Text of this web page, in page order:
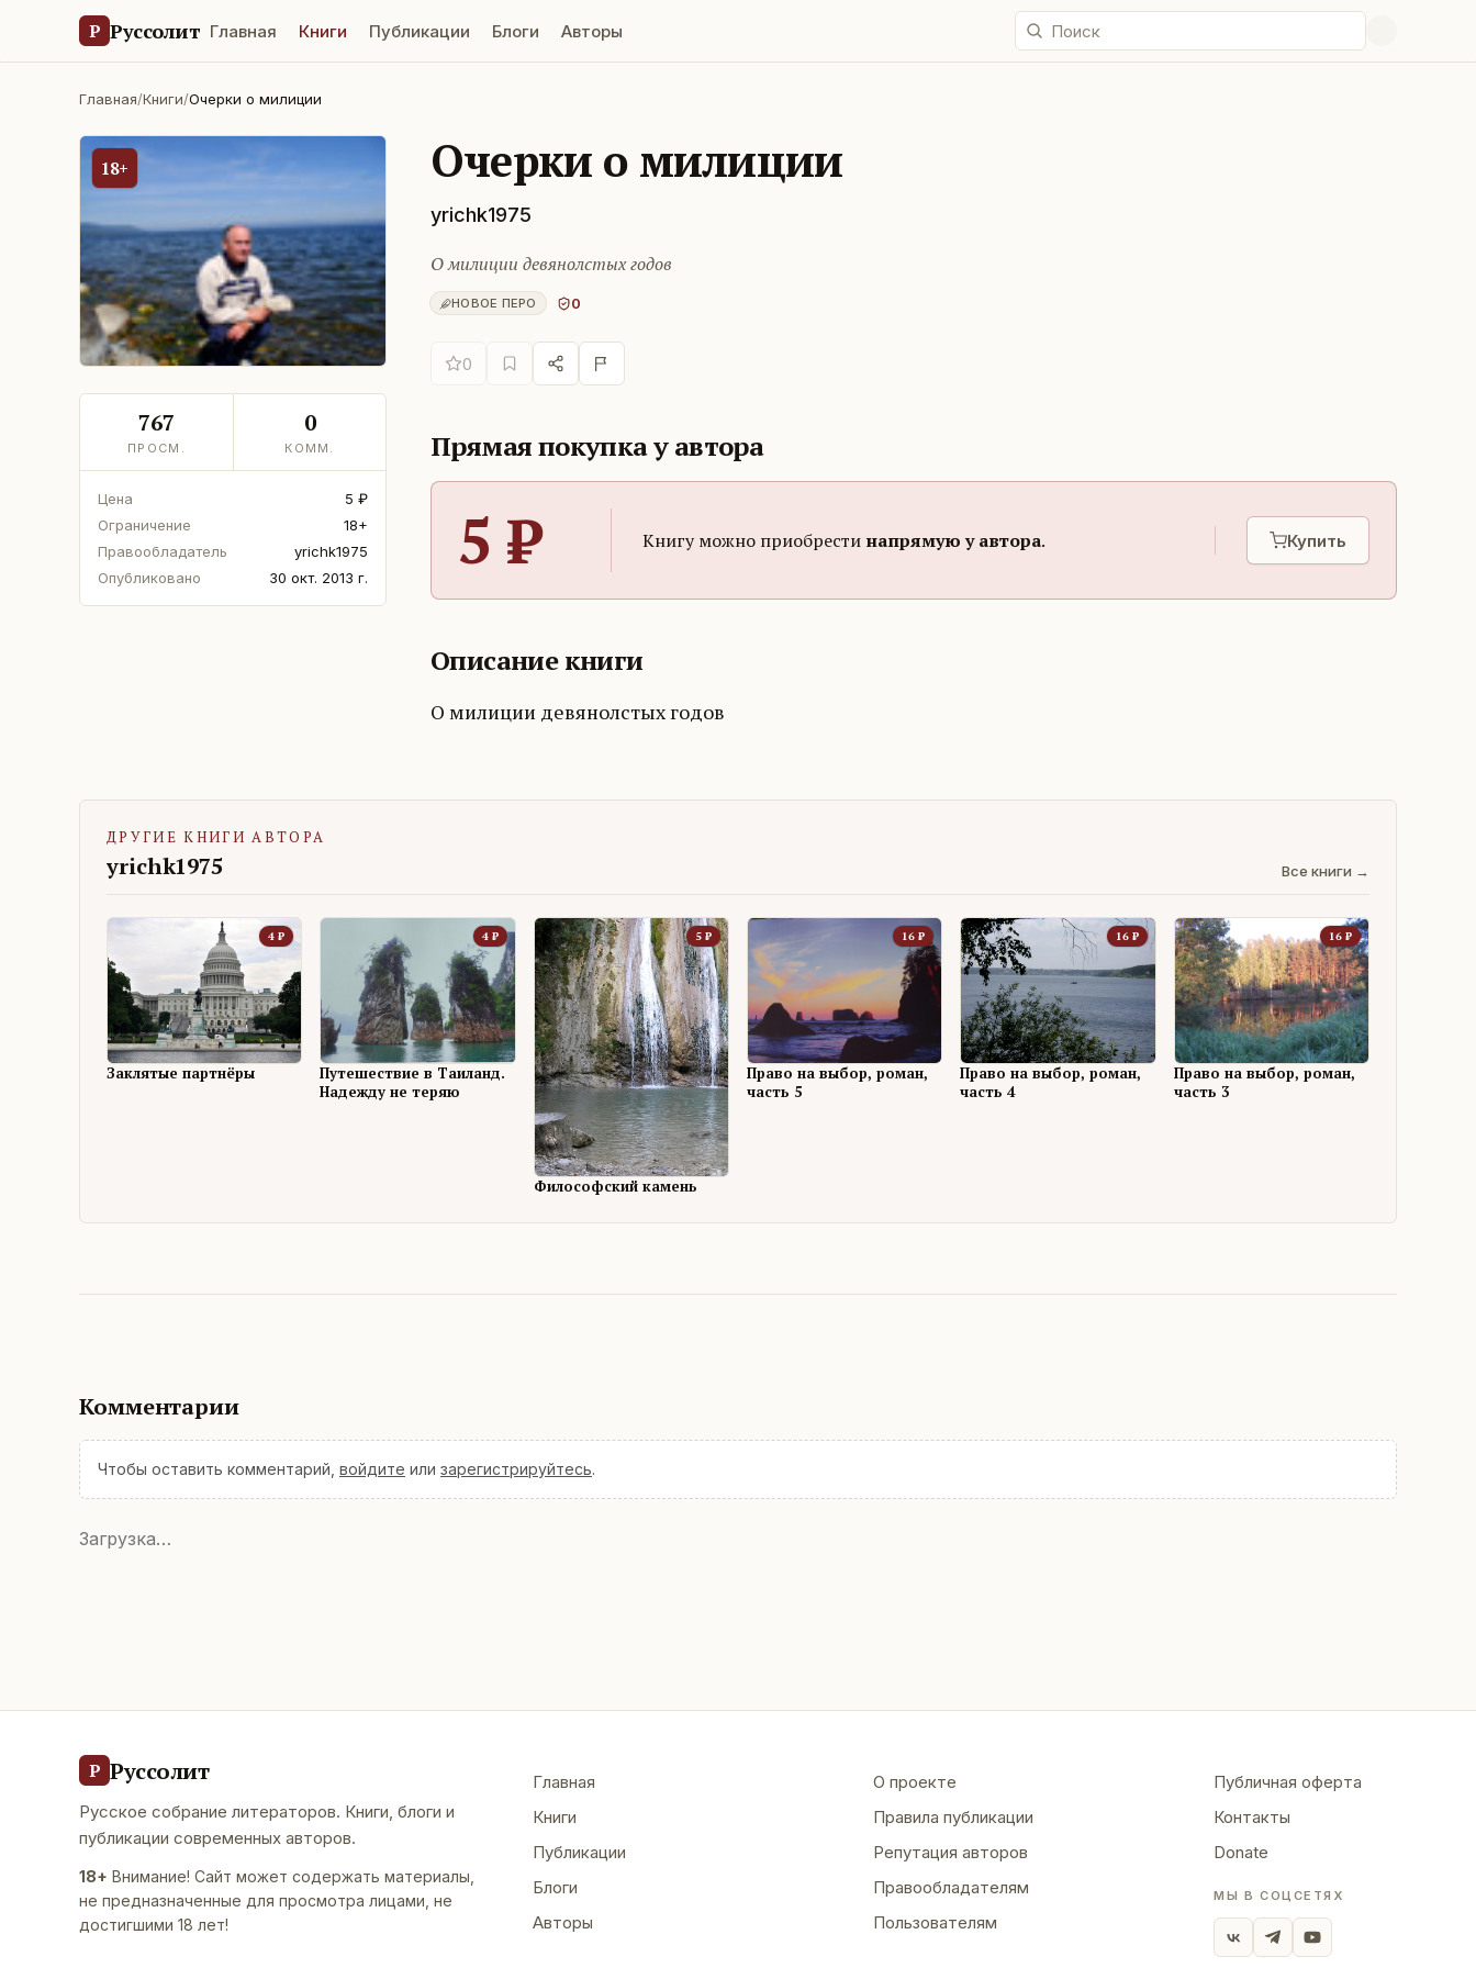
Р Руссолит Главная Книги Публикации Блоги Авторы
Главная/Книги/Очерки о милиции
18+
767
ПРОСМ.
0
КОММ.
Цена
5 ₽
Ограничение
18+
Правообладатель
yrichk1975
Опубликовано
30 окт. 2013 г.
Очерки о милиции
yrichk1975
О милиции девянолстых годов
НОВОЕ ПЕРО 0
0
Прямая покупка у автора
5 ₽ Книгу можно приобрести напрямую у автора. Купить
Описание книги
О милиции девянолстых годов
ДРУГИЕ КНИГИ АВТОРА
yrichk1975 Все книги →
4 ₽
Заклятые партнёры
4₽
Путешествие в Таиланд.
Надежду не теряю
5₽
Философский камень
16 ₽
Право на выбор, роман,
часть 5
16₽
Право на выбор, роман,
часть 4
16₽
Право на выбор, роман,
часть 3
Комментарии
Чтобы оставить комментарий, войдите или зарегистрируйтесь.
Загрузка…
Р Руссолит
Русское собрание литераторов. Книги, блоги и
публикации современных авторов.
18+ Внимание! Сайт может содержать материалы,
не предназначенные для просмотра лицами, не
достигшими 18 лет!
Главная
Книги
Публикации
Блоги
Авторы
О проекте
Правила публикации
Репутация авторов
Правообладателям
Пользователям
Публичная оферта
Контакты
Donate
МЫ В СОЦСЕТЯХ